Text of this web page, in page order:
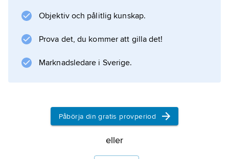
pengar. När man får lönen en gång i månaden
månadslön
timlön
Information om artikeln
Objektiv och pålitlig kunskap.
Prova det, du kommer att gilla det!
Marknadsledare i Sverige.
Påbörja din gratis provperiod
eller